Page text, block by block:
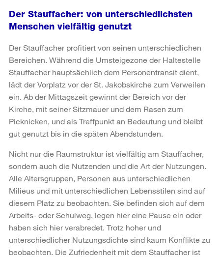
Der Stauffacher: von unterschiedlichsten
Menschen vielfältig genutzt
Der Stauffacher profitiert von seinen unterschiedlichen
Bereichen. Während die Umsteigezone der Haltestelle
Stauffacher hauptsächlich dem Personentransit dient,
lädt der Vorplatz vor der St. Jakobskirche zum Verweilen
ein. Ab der Mittagszeit gewinnt der Bereich vor der
Kirche, mit seiner Sitzmauer und dem Rasen zum
Picknicken, und als Treffpunkt an Bedeutung und bleibt
gut genutzt bis in die späten Abendstunden.
Nicht nur die Raumstruktur ist vielfältig am Stauffacher,
sondern auch die Nutzenden und die Art der Nutzungen.
Alle Altersgruppen, Personen aus unterschiedlichen
Milieus und mit unterschiedlichen Lebensstilen sind auf
diesem Platz zu beobachten. Sie befinden sich auf dem
Arbeits- oder Schulweg, legen hier eine Pause ein oder
haben sich hier verabredet. Trotz hoher und
unterschiedlicher Nutzungsdichte sind kaum Konflikte zu
beobachten. Die Zufriedenheit mit dem Stauffacher ist